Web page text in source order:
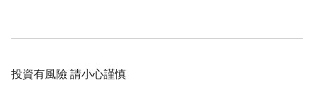
投資有風險 請小心謹慎